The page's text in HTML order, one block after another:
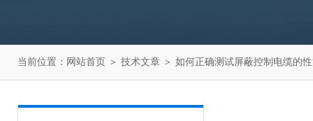
当前位置： 网站首页 ＞ 技术文章 ＞ 如何正确测试屏蔽控制电缆的